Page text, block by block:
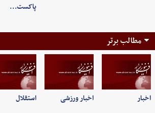
پاکست…
مطالب برتر
اخبار اخبار ورزشی استقلال